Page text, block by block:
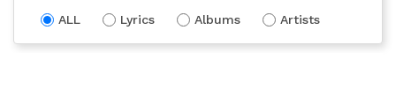
ALL Lyrics Albums Artists